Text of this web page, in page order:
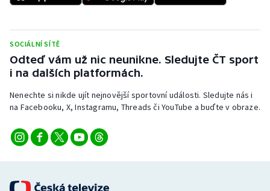
Short track
Sportovní střelba
Stolní tenis
Triatlon
SOCIÁLNÍ SÍTĚ
Odteď vám už nic neunikne. Sledujte ČT sport
i na dalších platformách.
Nenechte si nikde ujít nejnovější sportovní události. Sledujte nás i
na Facebooku, X, Instagramu, Threads či YouTube a buďte v obraze.